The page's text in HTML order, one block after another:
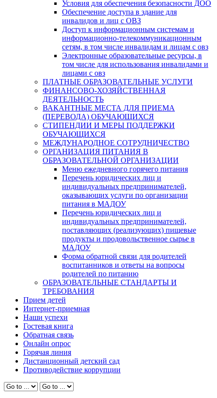
Условия для обеспечения безопасности ДОО
Обеспечение доступа в здание для
инвалидов и лиц с ОВЗ
Доступ к информационным системам и
информационно-телекоммуникационным
сетям, в том числе инвалидам и лицам с овз
Электронные образовательные ресурсы, в
том числе для использования инвалидами и
лицами с овз
ПЛАТНЫЕ ОБРАЗОВАТЕЛЬНЫЕ УСЛУГИ
ФИНАНСОВО-ХОЗЯЙСТВЕННАЯ
ДЕЯТЕЛЬНОСТЬ
ВАКАНТНЫЕ МЕСТА ДЛЯ ПРИЕМА
(ПЕРЕВОДА) ОБУЧАЮЩИХСЯ
СТИПЕНДИИ И МЕРЫ ПОДДЕРЖКИ
ОБУЧАЮЩИХСЯ
МЕЖДУНАРОДНОЕ СОТРУДНИЧЕСТВО
ОРГАНИЗАЦИЯ ПИТАНИЯ В
ОБРАЗОВАТЕЛЬНОЙ ОРГАНИЗАЦИИ
Меню ежедневного горячего питания
Перечень юридических лиц и
индивидуальных предпринимателей,
оказывающих услуги по организации
питания в МАДОУ
Перечень юридических лиц и
индивидуальных предпринимателей,
поставляющих (реализующих) пищевые
продукты и продовольственное сырье в
МАДОУ
Форма обратной связи для родителей
воспитанников и ответы на вопросы
родителей по питанию
ОБРАЗОВАТЕЛЬНЫЕ СТАНДАРТЫ И
ТРЕБОВАНИЯ
Прием детей
Интернет-приемная
Наши успехи
Гостевая книга
Обратная связь
Онлайн опрос
Горячая линия
Дистанционный детский сад
Противодействие коррупции